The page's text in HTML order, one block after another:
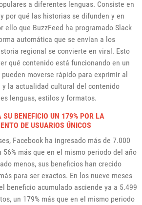
a diferentes lenguas. Consiste en
por qué las historias se difunden y en
ello que BuzzFeed ha programado Slack
automática que se envían a los
regional se convierte en viral. Esto
qué contenido está funcionando en un
moverse rápido para exprimir al
y la actualidad cultural del contenido
lenguas, estilos y formatos.
SU BENEFICIO UN 179% POR LA
DE USUARIOS ÚNICOS
Facebook ha ingresado más de 7.000
más que en el mismo periodo del año
menos, sus beneficios han crecido
para ser exactos. En los nueve meses
beneficio acumulado asciende ya a 5.499
un 179% más que en el mismo periodo